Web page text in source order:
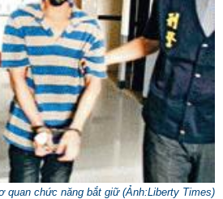
quan chức năng bắt giữ (Ảnh:Liberty Times)